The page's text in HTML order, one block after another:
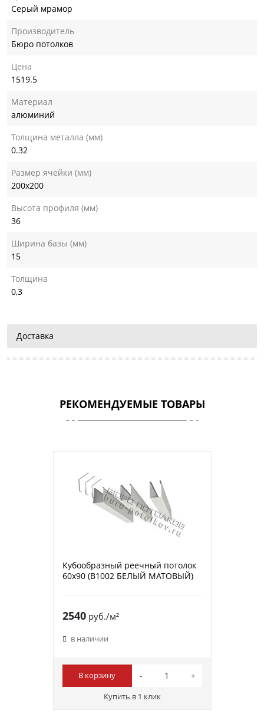
Серый мрамор
Производитель
Бюро потолков
Цена
1519.5
Материал
алюминий
Толщина металла (мм)
0.32
Размер ячейки (мм)
200х200
Высота профиля (мм)
36
Ширина базы (мм)
15
Толщина
0,3
Доставка
РЕКОМЕНДУЕМЫЕ ТОВАРЫ
Кубообразный реечный потолок
60х90 (B1002 БЕЛЫЙ МАТОВЫЙ)
2540руб./м²
в наличии
В корзину
Купить в 1 клик